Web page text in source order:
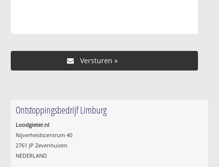
Ontstoppingsbedrijf Limburg
Loodgieter.nl
Nijverheidscentrum 40
2761 JP Zevenhuizen
NEDERLAND